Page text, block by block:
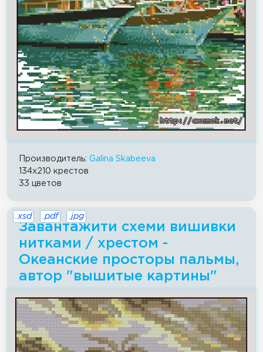
Производитель: Galina Skabeeva
134x210 крестов
33 цветов
Завантажити схеми вишивки
нитками / хрестом -
Океанские просторы пальмы,
автор "вышитые картины"
.xsd .pdf .jpg